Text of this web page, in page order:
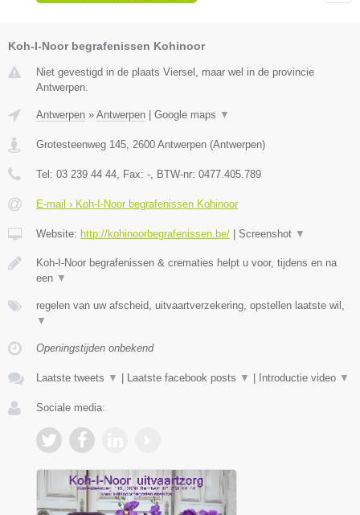
Koh-I-Noor begrafenissen Kohinoor
Niet gevestigd in de plaats Viersel, maar wel in de provincie
Antwerpen.
Antwerpen » Antwerpen | Google maps ▼
Grotesteenweg 145 2600 Antwerpen (Antwerpen)
Tel: 03 239 44 44 , Fax: - , BTW-nr: 0477.405.789
E-mail › Koh-I-Noor begrafenissen Kohinoor
Website: http://kohinoorbegrafenissen.be/ | Screenshot ▼
Koh-I-Noor begrafenissen & crematies helpt u voor, tijdens en na
een ▼
regelen van uw afscheid, uitvaartverzekering, opstellen laatste wil,
▼
Openingstijden onbekend
Laatste tweets ▼ | Laatste facebook posts ▼ | Introductie video ▼
Sociale media: